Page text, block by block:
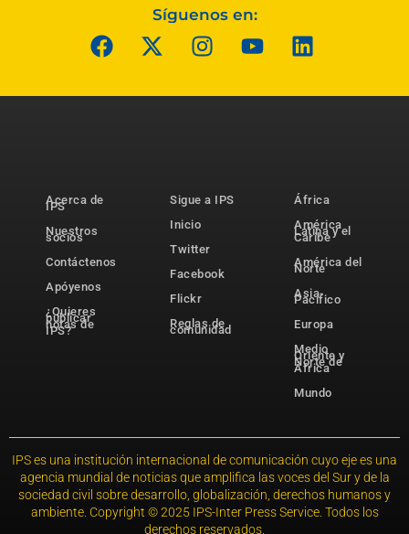
Síguenos en:
Acerca de
IPS
Nuestros
socios
Contáctenos
Apóyenos
¿Quieres
publicar
notas de
IPS?
Sigue a IPS
Inicio
Twitter
Facebook
Flickr
Reglas de
comunidad
África
América
Latina y el
Caribe
América del
Norte
Asia-
Pacífico
Europa
Medio
Oriente y
Norte de
África
Mundo
IPS es una institución internacional de comunicación cuyo eje es una
agencia mundial de noticias que amplifica las voces del Sur y de la
sociedad civil sobre desarrollo, globalización, derechos humanos y
ambiente. Copyright © 2025 IPS-Inter Press Service. Todos los
derechos reservados.